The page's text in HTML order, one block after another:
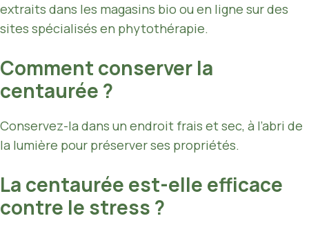
extraits dans les magasins bio ou en ligne sur des
sites spécialisés en phytothérapie.
Comment conserver la
centaurée ?
Conservez-la dans un endroit frais et sec, à l’abri de
la lumière pour préserver ses propriétés.
La centaurée est-elle efficace
contre le stress ?